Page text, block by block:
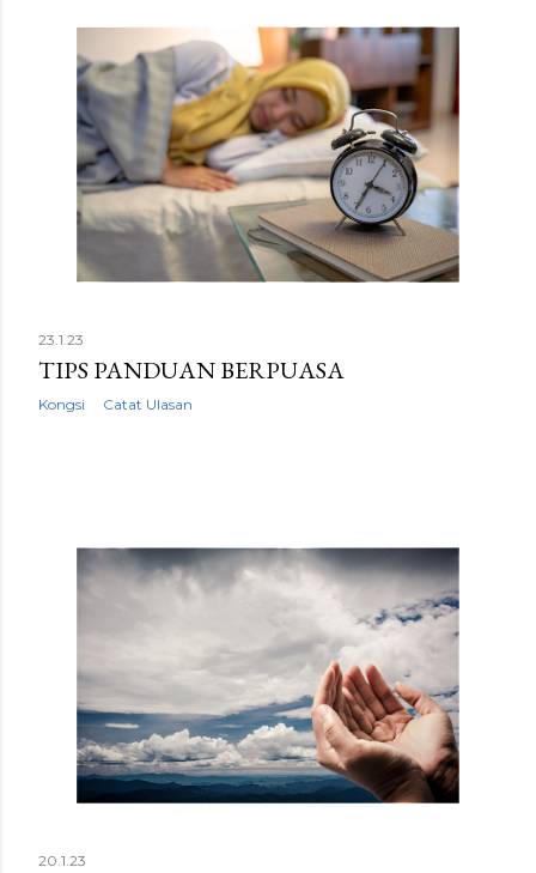
23.1.23
TIPS PANDUAN BERPUASA
Kongsi Catat Ulasan
20.1.23